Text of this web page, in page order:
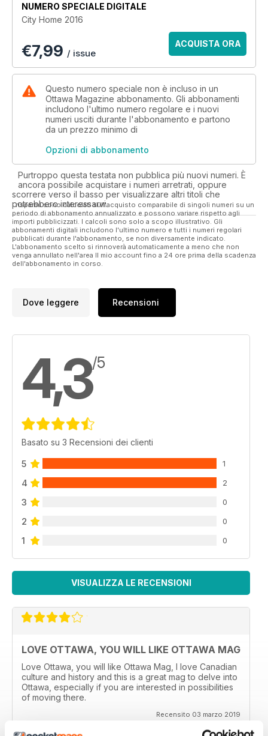
NUMERO SPECIALE DIGITALE
City Home 2016
€7,99 / issue
ACQUISTA ORA
Questo numero speciale non è incluso in un
Ottawa Magazine abbonamento. Gli abbonamenti
includono l'ultimo numero regolare e i nuovi
numeri usciti durante l'abbonamento e partono
da un prezzo minimo di
Opzioni di abbonamento
Purtroppo questa testata non pubblica più nuovi numeri. È
ancora possibile acquistare i numeri arretrati, oppure
scorrere verso il basso per visualizzare altri titoli che
potrebbero interessarvi.
I risparmi sono calcolati sull'acquisto comparabile di singoli numeri su un
periodo di abbonamento annualizzato e possono variare rispetto agli
importi pubblicizzati. I calcoli sono solo a scopo illustrativo. Gli
abbonamenti digitali includono l'ultimo numero e tutti i numeri regolari
pubblicati durante l'abbonamento, se non diversamente indicato.
L'abbonamento scelto si rinnoverà automaticamente a meno che non
venga annullato nell'area Il mio account fino a 24 ore prima della scadenza
dell'abbonamento in corso.
Dove leggere Recensioni
4,3/5
Basato su 3 Recensioni dei clienti
5 1
4 2
3 0
2 0
1 0
VISUALIZZA LE RECENSIONI
LOVE OTTAWA, YOU WILL LIKE OTTAWA MAG
Love Ottawa, you will like Ottawa Mag, I love Canadian
culture and history and this is a great mag to delve into
Ottawa, especially if you are interested in possibilities
of moving there.
Recensito 03 marzo 2019